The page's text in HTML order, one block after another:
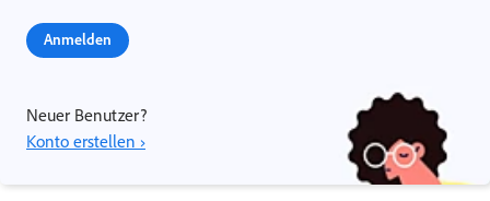
Anmelden
Neuer Benutzer?
Konto erstellen ›